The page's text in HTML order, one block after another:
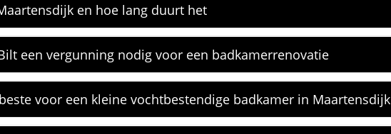
en hoe lang duurt het
een vergunning nodig voor een badkamerrenovatie
voor een kleine vochtbestendige badkamer in Maartensdijk